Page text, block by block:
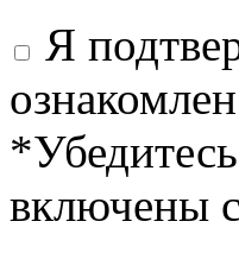
Я
включены